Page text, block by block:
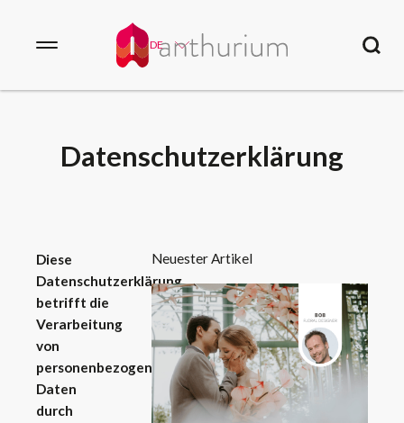
DE
Datenschutzerklärung
Diese
Datenschutzerklärung
betrifft die
Verarbeitung
von
personenbezogenen
Daten
durch
Neuester Artikel